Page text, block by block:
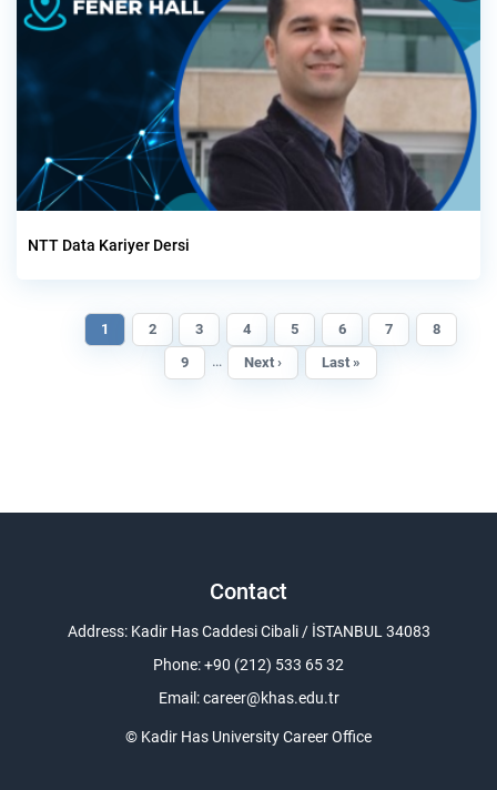
NTT Data Kariyer Dersi
PaginationCurrent
page
1 Page
2 Page
3 Page
4 Page
5 Page
6 Page
7 Page
8
Page
9 …
Next
page
Next ›
Last
page
Last »
Contact
Address: Kadir Has Caddesi Cibali / İSTANBUL 34083
Phone: +90 (212) 533 65 32
Email:career@khas.edu.tr
© Kadir Has University Career Office